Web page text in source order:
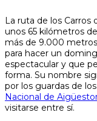
La ruta de los Carros
unos 65 kilómetros
más de 9.000
para hacer un
espectacular y que
forma. Su nombre
por los guardas de
Nacional de
visitarse entre sí.